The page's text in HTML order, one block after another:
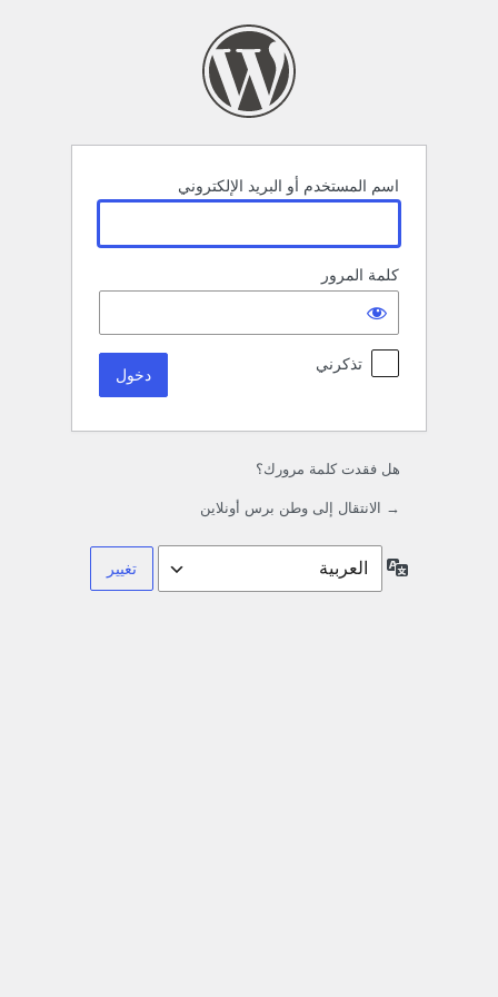
اسم المستخدم أو البريد الإلكتروني
كلمة المرور
تذكرني
هل فقدت كلمة مرورك؟
→ الانتقال إلى وطن برس أونلاين
اللغة